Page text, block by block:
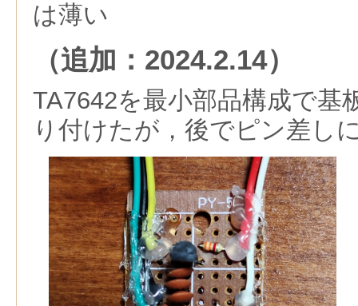
は薄い
（追加：2024.2.14）
TA7642を最小部品構成で基
り付けたが，後でピン差し